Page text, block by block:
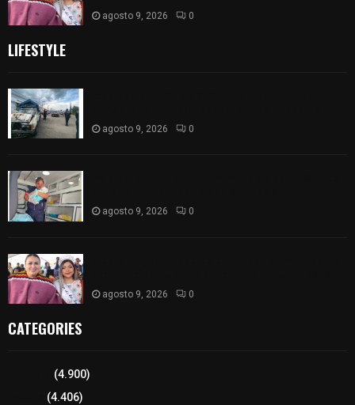
agosto 9, 2026 0
LIFESTYLE
agosto 9, 2026 0
agosto 9, 2026 0
agosto 9, 2026 0
CATEGORIES
(4.900)
(4.406)